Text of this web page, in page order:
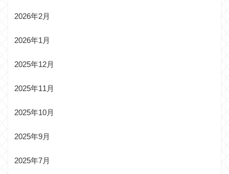
2026年2月
2026年1月
2025年12月
2025年11月
2025年10月
2025年9月
2025年7月